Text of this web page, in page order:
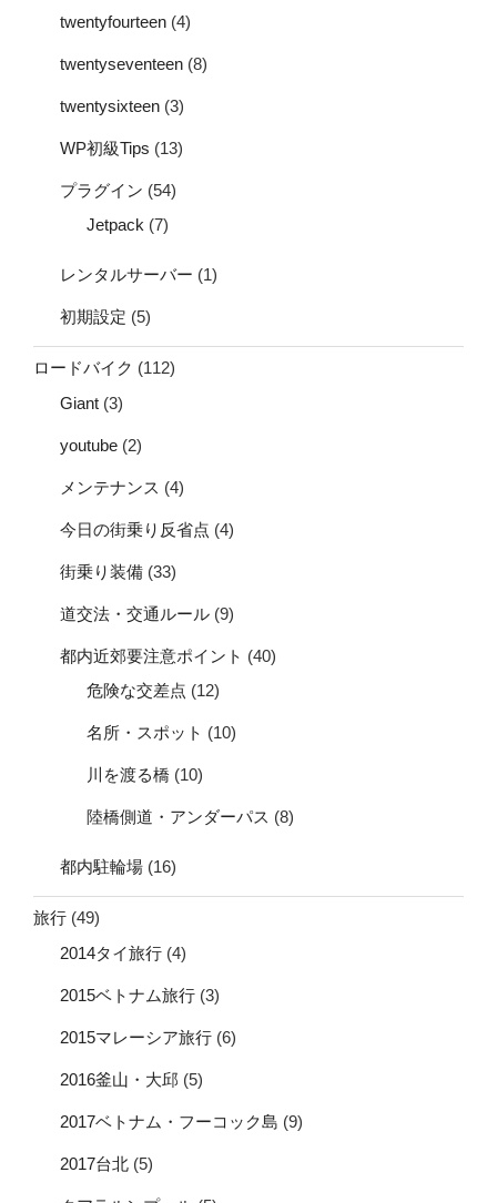
twentyfourteen (4)
twentyseventeen (8)
twentysixteen (3)
WP初級Tips (13)
プラグイン (54)
Jetpack (7)
レンタルサーバー (1)
初期設定 (5)
ロードバイク (112)
Giant (3)
youtube (2)
メンテナンス (4)
今日の街乗り反省点 (4)
街乗り装備 (33)
道交法・交通ルール (9)
都内近郊要注意ポイント (40)
危険な交差点 (12)
名所・スポット (10)
川を渡る橋 (10)
陸橋側道・アンダーパス (8)
都内駐輪場 (16)
旅行 (49)
2014タイ旅行 (4)
2015ベトナム旅行 (3)
2015マレーシア旅行 (6)
2016釜山・大邱 (5)
2017ベトナム・フーコック島 (9)
2017台北 (5)